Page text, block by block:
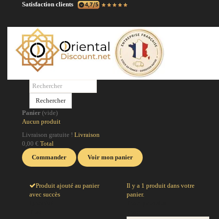
Satisfaction clients
Rechercher
Panier (vide)
Aucun produit
Livraison gratuite ! Livraison
0,00 € Total
Commander
Voir mon panier
Produit ajouté au panier
avec succès
Il y a 1 produit dans votre
panier.